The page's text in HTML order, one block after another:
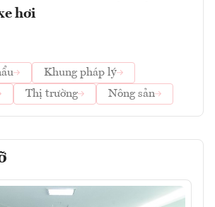
hơi
Khung pháp lý
Thị trường Nông sản